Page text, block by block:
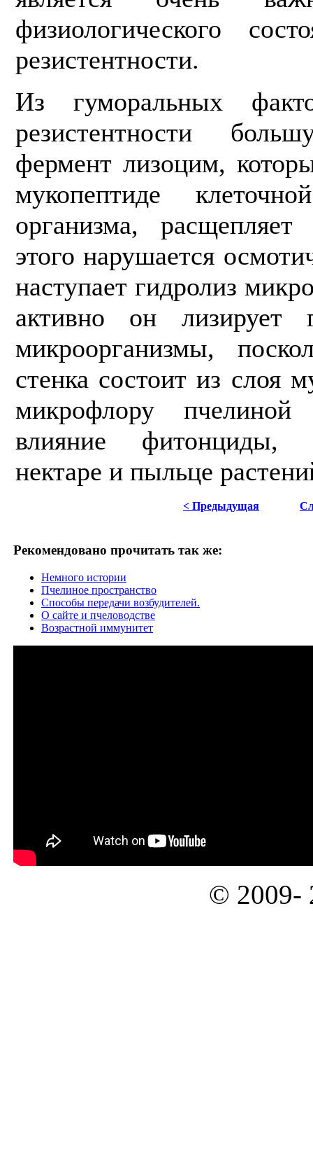
физиологического
резистентности.
Из гуморальных
резистентно­сти
фермент лизоцим,
мукопептиде
организма,
этого нарушается
наступает гидролиз
активно он лизирует
микроорганизмы,
стенка состоит из слоя
микрофло­ру
влияние фитонциды,
нектаре и пыльце
< Предыдущая
Рекомендовано прочитать так же:
Немного истории
Пчелиное пространство
Способы передачи возбудителей.
О сайте и пчеловодстве
Возрастной иммунитет
© 2009-